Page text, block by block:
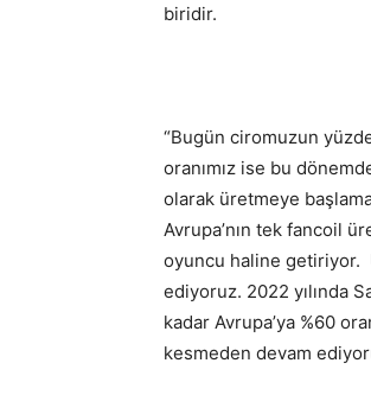
biridir.
“Bugün ciromuzun
oranımız ise bu
olarak üretmeye
Avrupa’nın tek fancoil
oyuncu haline getiriyor.
ediyoruz. 2022 yılında
kadar Avrupa’ya %60
kesmeden devam